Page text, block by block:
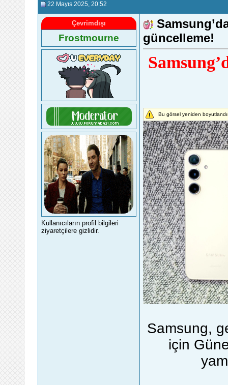
22 Mayıs 2025 , 20:52
Çevrimdışı
Frostmourne
Kullanıcıların profil bilgileri
ziyaretçilere gizlidir.
güncelleme!
Bu görsel yeniden
Samsung,
için